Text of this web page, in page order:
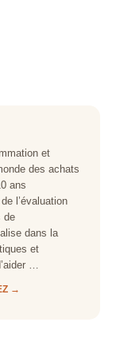
des achats
ans
l’évaluation
de
dans la
et
…
→